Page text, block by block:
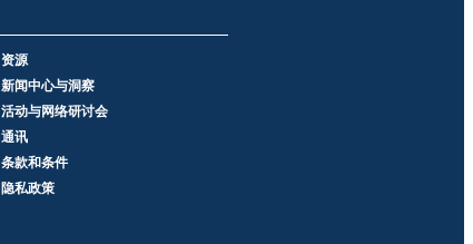
资源
新闻中心与洞察
活动与网络研讨会
通讯
条款和条件
隐私政策